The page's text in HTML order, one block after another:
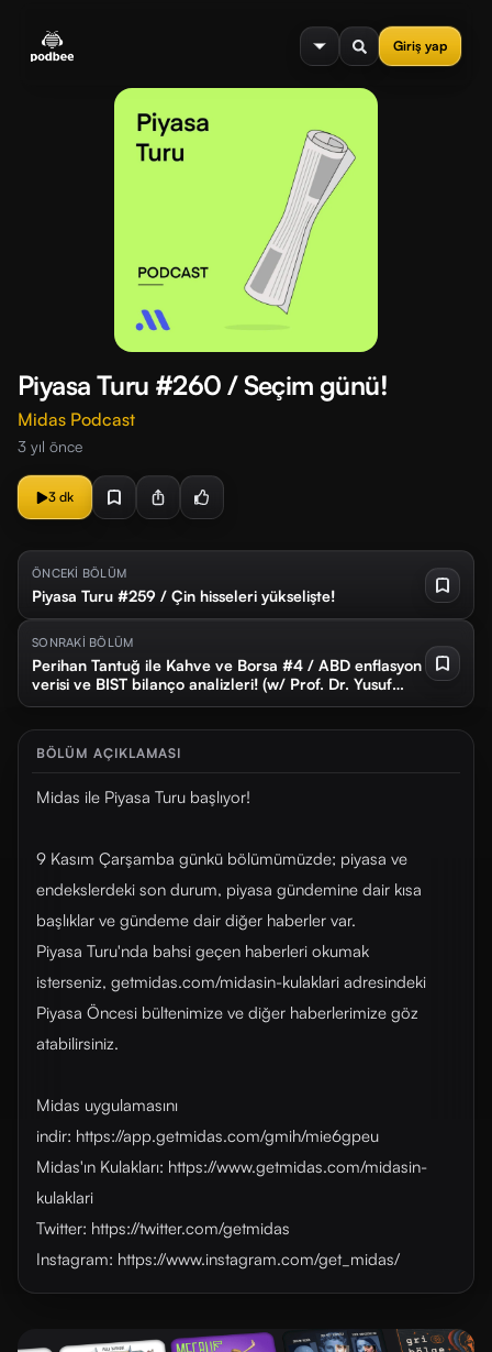
Giriş yap
menu
Piyasa Turu #260 / Seçim günü!
Midas Podcast
3 yıl önce
3 dk
ÖNCEKİ BÖLÜM
Piyasa Turu #259 / Çin hisseleri yükselişte!
SONRAKİ BÖLÜM
Perihan Tantuğ ile Kahve ve Borsa #4 / ABD enflasyon
verisi ve BIST bilanço analizleri! (w/ Prof. Dr. Yusuf
Kaderli)
BÖLÜM AÇIKLAMASI
Midas ile Piyasa Turu başlıyor!
9 Kasım Çarşamba günkü bölümümüzde; piyasa ve
endekslerdeki son durum, piyasa gündemine dair kısa
başlıklar ve gündeme dair diğer haberler var.
Piyasa Turu'nda bahsi geçen haberleri okumak
isterseniz, getmidas.com/midasin-kulaklari adresindeki
Piyasa Öncesi bültenimize ve diğer haberlerimize göz
atabilirsiniz.
Midas uygulamasını
indir: https://app.getmidas.com/gmih/mie6gpeu
Midas'ın Kulakları: https://www.getmidas.com/midasin-
kulaklari
Twitter: https://twitter.com/getmidas
Instagram: https://www.instagram.com/get_midas/